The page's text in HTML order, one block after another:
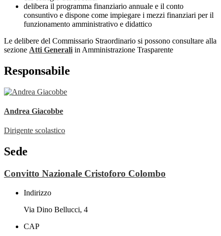
delibera il programma finanziario annuale e il conto
consuntivo e dispone come impiegare i mezzi finanziari per il
funzionamento amministrativo e didattico
Le delibere del Commissario Straordinario si possono consultare alla
sezione Atti Generali in Amministrazione Trasparente
Responsabile
Andrea Giacobbe
Dirigente scolastico
Sede
Convitto Nazionale Cristoforo Colombo
Indirizzo
Via Dino Bellucci, 4
CAP